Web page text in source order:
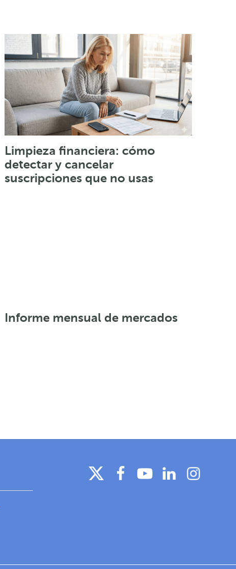
Limpieza financiera: cómo
detectar y cancelar
suscripciones que no usas
Informe mensual de mercados